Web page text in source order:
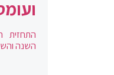
התחזית
השנה